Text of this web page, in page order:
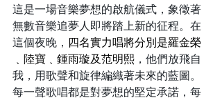
這是一場音樂夢想的啟航儀式，象徵著
無數音樂追夢人即將踏上新的征程。在
這個夜晚， 四名實力唱將分別是羅金榮
﹑陸寶﹑鍾雨璇及范明熙 ，他們放飛自
我，用歌聲和旋律編織著未來的藍圖。
每一聲歌唱都是對夢想的堅定承諾，每